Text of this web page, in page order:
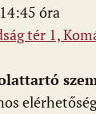
óra
tér 1,